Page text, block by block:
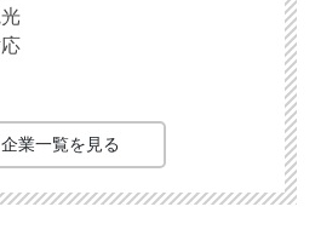
業一覧を見る